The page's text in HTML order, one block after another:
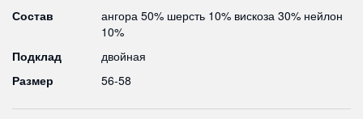
Состав
ангора 50% шерсть 10% вискоза 30% нейлон
10%
Подклад
двойная
Размер
56-58